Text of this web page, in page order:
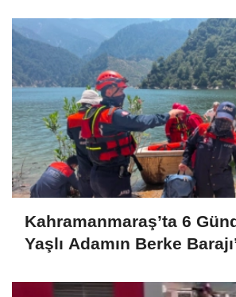
Kahramanmaraş’ta 6
Yaşlı Adamın Berke